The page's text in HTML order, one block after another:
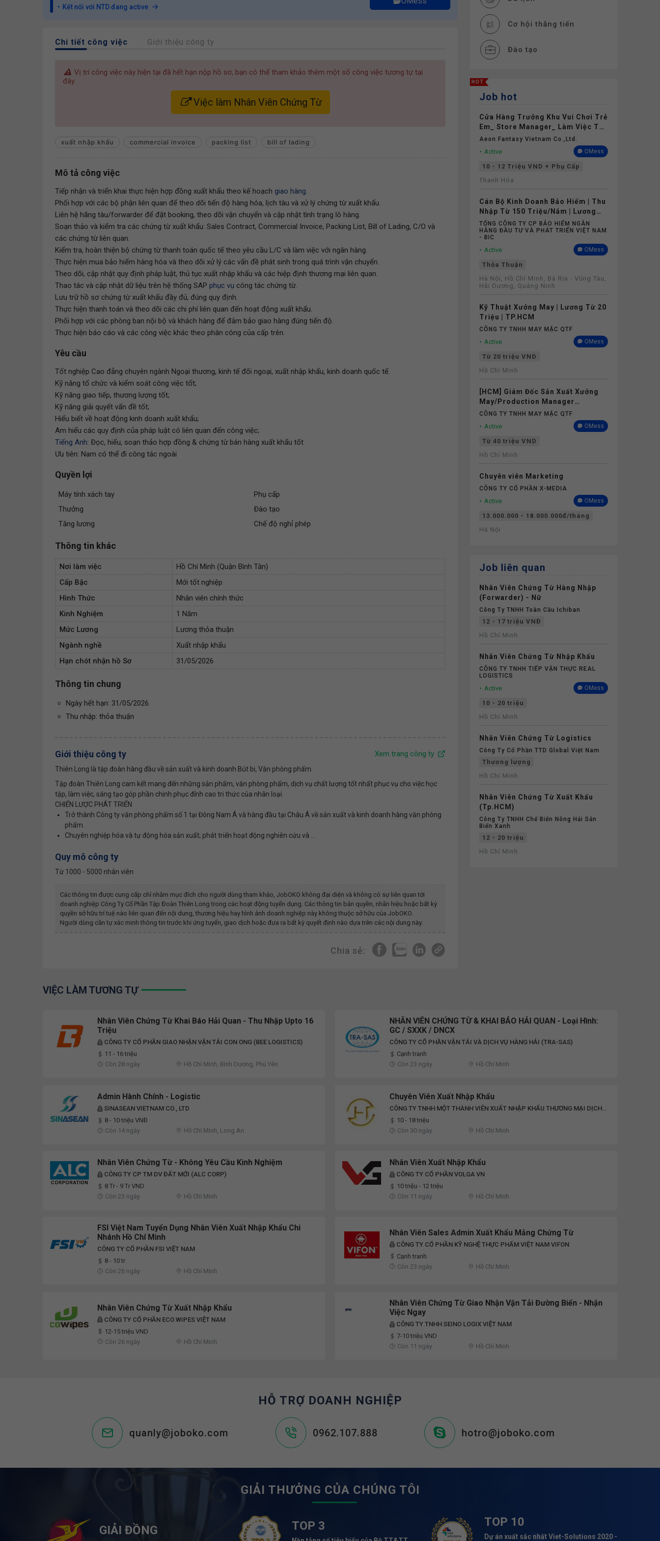
Kết nối với NTD đang active
Chi tiết công việc Giới thiệu công ty
Vị trí công việc này hiện tại đã hết hạn nộp hồ sơ, bạn có thể tham khảo thêm một số công việc tương tự tại
đây:
Việc làm Nhân Viên Chứng Từ
xuất nhập khẩu commercial invoice packing list bill of lading
Mô tả công việc
Tiếp nhận và triển khai thực hiện hợp đồng xuất khẩu theo kế hoạch giao hàng.
Phối hợp với các bộ phận liên quan để theo dõi tiến độ hàng hóa, lịch tàu và xử lý chứng từ xuất khẩu.
Liên hệ hãng tàu/forwarder để đặt booking, theo dõi vận chuyển và cập nhật tình trạng lô hàng.
Soạn thảo và kiểm tra các chứng từ xuất khẩu: Sales Contract, Commercial Invoice, Packing List, Bill of Lading, C/O và
các chứng từ liên quan.
Kiểm tra, hoàn thiện bộ chứng từ thanh toán quốc tế theo yêu cầu L/C và làm việc với ngân hàng.
Thực hiện mua bảo hiểm hàng hóa và theo dõi xử lý các vấn đề phát sinh trong quá trình vận chuyển.
Theo dõi, cập nhật quy định pháp luật, thủ tục xuất nhập khẩu và các hiệp định thương mại liên quan.
Thao tác và cập nhật dữ liệu trên hệ thống SAP phục vụ công tác chứng từ.
Lưu trữ hồ sơ chứng từ xuất khẩu đầy đủ, đúng quy định.
Thực hiện thanh toán và theo dõi các chi phí liên quan đến hoạt động xuất khẩu.
Phối hợp với các phòng ban nội bộ và khách hàng để đảm bảo giao hàng đúng tiến độ.
Thực hiện báo cáo và các công việc khác theo phân công của cấp trên.
Yêu cầu
Tốt nghiệp Cao đẳng chuyên ngành Ngoại thương, kinh tế đối ngoại, xuất nhập khẩu, kinh doanh quốc tế.
Kỹ năng tổ chức và kiểm soát công việc tốt;
Kỹ năng giao tiếp, thương lượng tốt;
Kỹ năng giải quyết vấn đề tốt;
Hiểu biết về hoạt động kinh doanh xuất khẩu;
Am hiểu các quy định của pháp luật có liên quan đến công việc;
Tiếng Anh: Đọc, hiểu, soạn thảo hợp đồng & chứng từ bán hàng xuất khẩu tốt
Ưu tiên: Nam có thể đi công tác ngoài
Quyền lợi
Máy tính xách tay
Phụ cấp
Thưởng
Đào tạo
Tăng lương
Chế độ nghỉ phép
Thông tin khác
Nơi làm việc
Hồ Chí Minh (Quận Bình Tân)
Cấp Bậc
Mới tốt nghiệp
Hình Thức
Nhân viên chính thức
Kinh Nghiệm
1 Năm
Mức Lương
Lương thỏa thuận
Ngành nghề
Xuất nhập khẩu
Hạn chót nhận hồ Sơ
31/05/2026
Thông tin chung
Ngày hết hạn: 31/05/2026
Thu nhập: thỏa thuận
Giới thiệu công ty Xem trang công ty
Thiên Long là tập đoàn hàng đầu về sản xuất và kinh doanh Bút bi, Văn phòng phẩm.
Tập đoàn Thiên Long cam kết mang đến những sản phẩm, văn phòng phẩm, dịch vụ chất lượng tốt nhất phục vụ cho việc học
tập, làm việc, sáng tạo góp phần chinh phục đỉnh cao tri thức của nhân loại.
CHIẾN LƯỢC PHÁT TRIỂN
Trở thành Công ty văn phòng phẩm số 1 tại Đông Nam Á và hàng đầu tại Châu Á về sản xuất và kinh doanh hàng văn phòng
phẩm.
Chuyên nghiệp hóa và tự động hóa sản xuất; phát triển hoạt động nghiên cứu và ...
Quy mô công ty
Từ 1000 - 5000 nhân viên
Các thông tin được cung cấp chỉ nhằm mục đích cho người dùng tham khảo, JobOKO không đại diện và không có sự liên quan tới
doanh nghiệp Công Ty Cổ Phần Tập Đoàn Thiên Long trong các hoạt động tuyển dụng. Các thông tin bản quyền, nhãn hiệu hoặc bất kỳ
quyền sở hữu trí tuệ nào liên quan đến nội dung, thương hiệu hay hình ảnh doanh nghiệp này không thuộc sở hữu của JobOKO.
Người dùng cần tự xác minh thông tin trước khi ứng tuyển, giao dịch hoặc đưa ra bất kỳ quyết định nào dựa trên các nội dung này.
Chia sẻ:
Cơ hội thăng tiến
Đào tạo
Phụ cấp
Nghỉ phép
Khám sức khỏe
HOT
Job hot
Cửa Hàng Trưởng Khu Vui Chơi Trẻ
Em_ Store Manager_ Làm Việc Tại
Aeon Mall Thanh Hóa
Aeon Fantasy Vietnam Co.,ltd.
Active OMess
10 - 12 Triệu VND + Phụ Cấp
Thanh Hóa
Cán Bộ Kinh Doanh Bảo Hiểm | Thu
Nhập Từ 150 Triệu/Năm | Lương
Cứng Không Phụ Thuộc Doanh Số
TỔNG CÔNG TY CP BẢO HIỂM NGÂN
HÀNG ĐẦU TƯ VÀ PHÁT TRIỂN VIỆT NAM
- BIC
Active OMess
Thỏa Thuận
Hà Nội, Hồ Chí Minh, Bà Rịa - Vũng Tàu,
Hải Dương, Quảng Ninh
Kỹ Thuật Xưởng May | Lương Từ 20
Triệu | TP.HCM
CÔNG TY TNHH MAY MẶC QTF
Active OMess
Từ 20 triệu VND
Hồ Chí Minh
[HCM] Giám Đốc Sản Xuất Xưởng
May/Production Manager
(Garments) - Lương 40M+
CÔNG TY TNHH MAY MẶC QTF
Active OMess
Từ 40 triệu VND
Hồ Chí Minh
Chuyên viên Marketing
CÔNG TY CỔ PHẦN X-MEDIA
Active OMess
13.000.000 - 18.000.000đ/tháng
Hà Nội
Job liên quan
Nhân Viên Chứng Từ Hàng Nhập
(Forwarder) - Nữ
Công Ty TNHH Toàn Cầu Ichiban
12 - 17 triệu VNĐ
Hồ Chí Minh
Nhân Viên Chứng Từ Nhập Khẩu
CÔNG TY TNHH TIẾP VẬN THỰC REAL
LOGISTICS
Active OMess
10 - 20 triệu
Hồ Chí Minh
Nhân Viên Chứng Từ Logistics
Công Ty Cổ Phần TTD Global Việt Nam
Thương lượng
Hồ Chí Minh
Nhân Viên Chứng Từ Xuất Khẩu
(Tp.HCM)
Công Ty TNHH Chế Biến Nông Hải Sản
Biển Xanh
12 - 20 triệu
Hồ Chí Minh
VIỆC LÀM TƯƠNG TỰ
Nhân Viên Chứng Từ Khai Báo Hải Quan - Thu Nhập Upto 16
Triệu
CÔNG TY CỔ PHẦN GIAO NHẬN VẬN TẢI CON ONG (BEE LOGISTICS)
11 - 16 triệu
Còn 28 ngày
Hồ Chí Minh, Bình Dương, Phú Yên
NHÂN VIÊN CHỨNG TỪ & KHAI BÁO HẢI QUAN - Loại Hình:
GC / SXXK / DNCX
CÔNG TY CỔ PHẦN VẬN TẢI VÀ DỊCH VỤ HÀNG HẢI (TRA-SAS)
Cạnh tranh
Còn 23 ngày
Hồ Chí Minh
Admin Hành Chính - Logistic
SINASEAN VIETNAM CO., LTD
8 - 10 triệu VNĐ
Còn 14 ngày
Hồ Chí Minh, Long An
Chuyên Viên Xuất Nhập Khẩu
CÔNG TY TNHH MỘT THÀNH VIÊN XUẤT NHẬP KHẨU THƯƠNG MẠI DỊCH
VỤ HÙNG THỦY
10 - 18 triệu
Còn 30 ngày
Hồ Chí Minh
Nhân Viên Chứng Từ - Không Yêu Cầu Kinh Nghiệm
CÔNG TY CP TM DV ĐẤT MỚI (ALC CORP)
8 Tr - 9 Tr VND
Còn 23 ngày
Hồ Chí Minh
Nhân Viên Xuất Nhập Khẩu
CÔNG TY CỔ PHẦN VOLGA VN
10 triệu - 12 triệu
Còn 11 ngày
Hồ Chí Minh
FSI Việt Nam Tuyển Dụng Nhân Viên Xuất Nhập Khẩu Chi
Nhánh Hồ Chí Minh
CÔNG TY CỔ PHẦN FSI VIỆT NAM
8 - 10 tr
Còn 26 ngày
Hồ Chí Minh
Nhân Viên Sales Admin Xuất Khẩu Mảng Chứng Từ
CÔNG TY CỔ PHẦN KỸ NGHỆ THỰC PHẨM VIỆT NAM VIFON
Cạnh tranh
Còn 23 ngày
Hồ Chí Minh
Nhân Viên Chứng Từ Xuất Nhập Khẩu
CÔNG TY CỔ PHẦN ECO WIPES VIỆT NAM
12-15 triệu VND
Còn 26 ngày
Hồ Chí Minh
Nhân Viên Chứng Từ Giao Nhận Vận Tải Đường Biển - Nhận
Việc Ngay
CÔNG TY TNHH SEINO LOGIX VIỆT NAM
7-10 triệu VND
Còn 11 ngày
Hồ Chí Minh
HỖ TRỢ DOANH NGHIỆP
quanly@joboko.com 0962.107.888 hotro@joboko.com
GIẢI THƯỞNG CỦA CHÚNG TÔI
GIẢI ĐỒNG TOP 3 TOP 10
Dự án xuất sắc nhất Viet-Solutions 2020 -